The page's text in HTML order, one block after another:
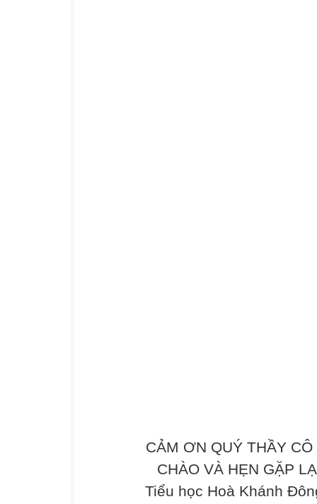
CẢM ƠN QUÝ THẦY
CHÀO VÀ HẸN GẶP
Tiểu học Hoà Khánh